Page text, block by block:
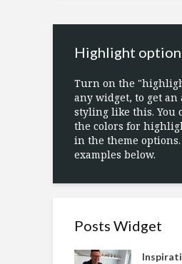
Highlight option
Turn on the
any widget, to get
styling like this. You
the colors for
in the theme options.
examples below.
Posts Widget